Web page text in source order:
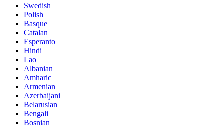
Swedish
Polish
Basque
Catalan
Esperanto
Hindi
Lao
Albanian
Amharic
Armenian
Azerbaijani
Belarusian
Bengali
Bosnian